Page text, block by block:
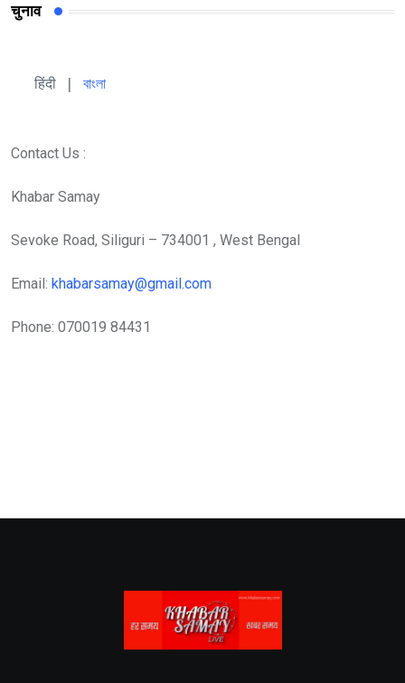
चुनाव
हिंदी | বাংলা
Contact Us :
Khabar Samay
Sevoke Road, Siliguri – 734001 , West Bengal
Email: khabarsamay@gmail.com
Phone: 070019 84431